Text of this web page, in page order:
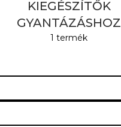
KIEGÉSZÍTŐK
GYANTÁZÁSHOZ
1 termék